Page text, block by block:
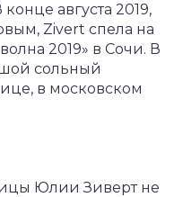
августа 2019,
Zivert спела на
2019» в Сочи. В
сольный
в московском
Юлии Зиверт не